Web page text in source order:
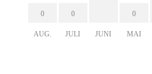
0
AUG.
0
JULI JUNI
0
MAI